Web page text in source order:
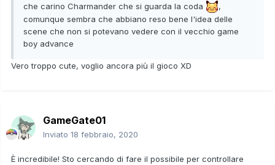
che carino Charmander che si guarda la coda
,
comunque sembra che abbiano reso bene l'idea delle
scene che non si potevano vedere con il vecchio game
boy advance
Vero troppo cute, voglio ancora più il gioco XD
GameGate01
Inviato 18 febbraio, 2020
È incredibile! Sto cercando di fare il possibile per controllare